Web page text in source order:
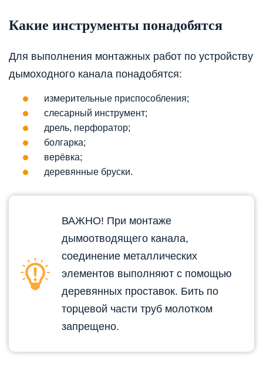
Какие инструменты понадобятся
Для выполнения монтажных работ по устройству
дымоходного канала понадобятся:
измерительные приспособления;
слесарный инструмент;
дрель, перфоратор;
болгарка;
верёвка;
деревянные бруски.
ВАЖНО! При монтаже
дымоотводящего канала,
соединение металлических
элементов выполняют с помощью
деревянных проставок. Бить по
торцевой части труб молотком
запрещено.